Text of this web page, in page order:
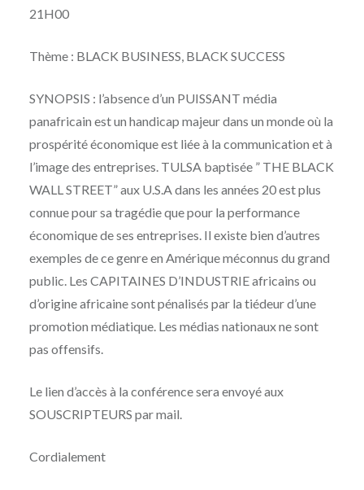
21H00
Thème : BLACK BUSINESS, BLACK SUCCESS
SYNOPSIS : l’absence d’un PUISSANT média
panafricain est un handicap majeur dans un monde où la
prospérité économique est liée à la communication et à
l’image des entreprises. TULSA baptisée ” THE BLACK
WALL STREET” aux U.S.A dans les années 20 est plus
connue pour sa tragédie que pour la performance
économique de ses entreprises. Il existe bien d’autres
exemples de ce genre en Amérique méconnus du grand
public. Les CAPITAINES D’INDUSTRIE africains ou
d’origine africaine sont pénalisés par la tiédeur d’une
promotion médiatique. Les médias nationaux ne sont
pas offensifs.
Le lien d’accès à la conférence sera envoyé aux
SOUSCRIPTEURS par mail.
Cordialement